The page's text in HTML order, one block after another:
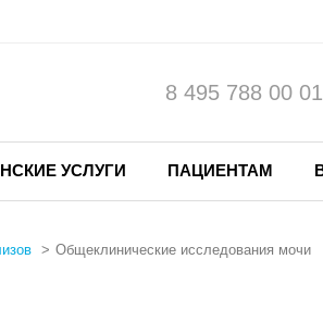
8 495 788 00 01
УСЛУГИ ПАЦИЕНТАМ
Общеклинические исследования мочи